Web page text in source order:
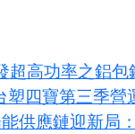
超高功率之鋁
塑四寶第三季營
供應鏈迎新局